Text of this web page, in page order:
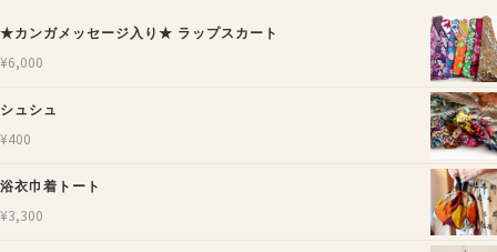
★カンガメッセージ入り★ ラップスカート
¥6,000
シュシュ
¥400
浴衣巾着トート
¥3,300